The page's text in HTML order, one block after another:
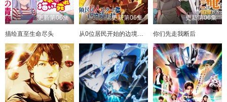
更新第06集
描绘直至生命尽头
更新第06集
从0位居民开始的边境领主大人
更新第06集
你们先走我断后